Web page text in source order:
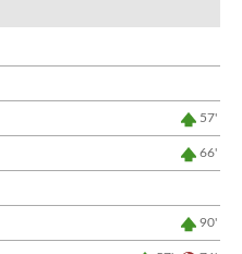
57'
66'
90'